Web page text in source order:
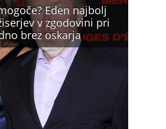
Eden najbolj
v zgodovini pri
brez oskarja